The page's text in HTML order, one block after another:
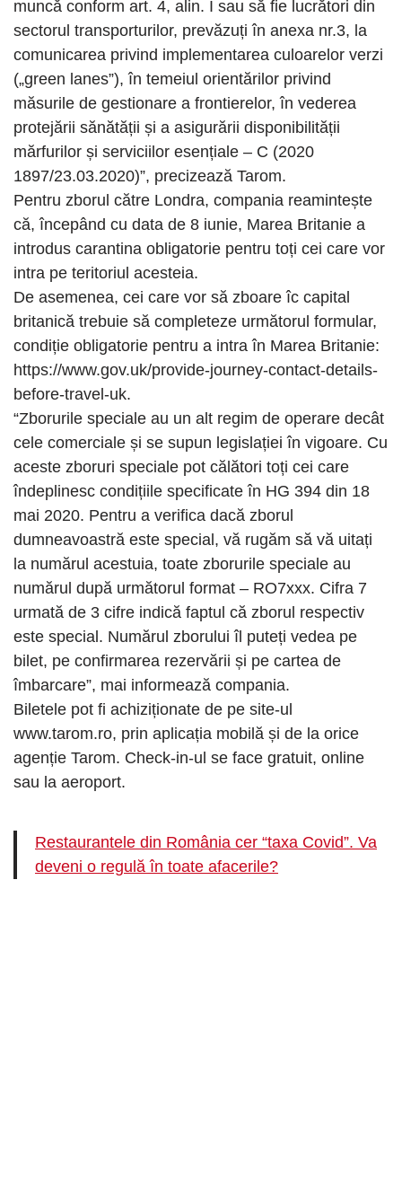
muncă conform art. 4, alin. I sau să fie lucrători din
sectorul transporturilor, prevăzuți în anexa nr.3, la
comunicarea privind implementarea culoarelor verzi
(„green lanes”), în temeiul orientărilor privind
măsurile de gestionare a frontierelor, în vederea
protejării sănătății și a asigurării disponibilității
mărfurilor și serviciilor esențiale – C (2020
1897/23.03.2020)”, precizează Tarom.
Pentru zborul către Londra, compania reamintește
că, începând cu data de 8 iunie, Marea Britanie a
introdus carantina obligatorie pentru toți cei care vor
intra pe teritoriul acesteia.
De asemenea, cei care vor să zboare îc capital
britanică trebuie să completeze următorul formular,
condiție obligatorie pentru a intra în Marea Britanie:
https://www.gov.uk/provide-journey-contact-details-
before-travel-uk.
“Zborurile speciale au un alt regim de operare decât
cele comerciale și se supun legislației în vigoare. Cu
aceste zboruri speciale pot călători toți cei care
îndeplinesc condițiile specificate în HG 394 din 18
mai 2020. Pentru a verifica dacă zborul
dumneavoastră este special, vă rugăm să vă uitați
la numărul acestuia, toate zborurile speciale au
numărul după următorul format – RO7xxx. Cifra 7
urmată de 3 cifre indică faptul că zborul respectiv
este special. Numărul zborului îl puteți vedea pe
bilet, pe confirmarea rezervării și pe cartea de
îmbarcare”, mai informează compania.
Biletele pot fi achiziționate de pe site-ul
www.tarom.ro, prin aplicația mobilă și de la orice
agenție Tarom. Check-in-ul se face gratuit, online
sau la aeroport.
Restaurantele din România cer “taxa Covid”. Va
deveni o regulă în toate afacerile?